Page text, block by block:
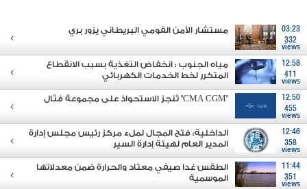
03:23
332
views
مستشار الأمن القومي البريطاني يزور بري
12:58
411
views
مياه الجنوب : انخفاض التغذية بسبب الانقطاع
المتكرر لخط الخدمات الكهربائي
12:50
455
views
"CMA CGM" تُنجز الاستحواذ على مجموعة فتّال
12:46
358
views
الداخلية: فتح المجال لملء مركز رئيس مجلس إدارة
المدير العام لهيئة إدارة السير
11:44
351
views
الطقس غدا صيفي معتاد والحرارة ضمن معدلاتها
الموسمية